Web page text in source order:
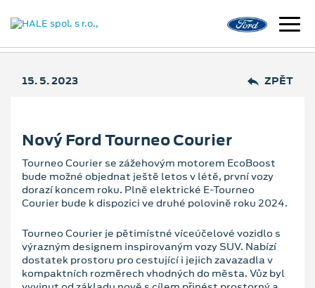
15. 5. 2023 ZPĚT
Nový Ford Tourneo Courier
Tourneo Courier se zážehovým motorem EcoBoost
bude možné objednat ještě letos v létě, první vozy
dorazí koncem roku. Plně elektrické E-Tourneo
Courier bude k dispozici ve druhé polovině roku 2024.
Tourneo Courier je pětimístné víceúčelové vozidlo s
výrazným designem inspirovaným vozy SUV. Nabízí
dostatek prostoru pro cestující i jejich zavazadla v
kompaktních rozměrech vhodných do města. Vůz byl